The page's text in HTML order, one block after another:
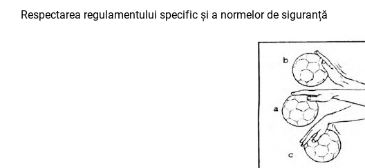
Respectarea regulamentului specific și a normelor de siguranță